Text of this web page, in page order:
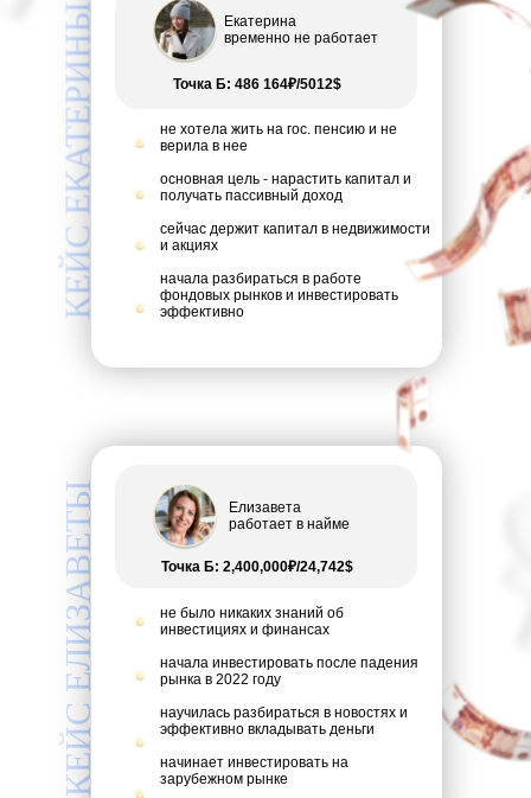
КЕЙС ЕКАТЕРИНЫ
не хотела жить на гос. пенсию и не
верила в нее
основная цель - нарастить капитал и
получать пассивный доход
сейчас держит капитал в недвижимости
и акциях
начала разбираться в работе
фондовых рынков и инвестировать
эффективно
КЕЙС ЕЛИЗАВЕТЫ
Елизавета
работает в найме
не было никаких знаний об
инвестициях и финансах
начала инвестировать после падения
рынка в 2022 году
научилась разбираться в новостях и
эффективно вкладывать деньги
начинает инвестировать на
зарубежном рынке
Точка Б: 2,400,000₽/24,742$
Екатерина
временно не работает
Точка Б: 486 164₽/5012$